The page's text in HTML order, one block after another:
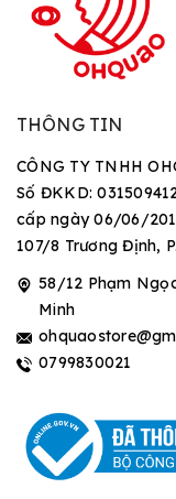
THÔNG TIN
CÔNG TY TNHH
Số ĐKKD:
cấp ngày 06/06/
107/8 Trương Định,
58/12 Phạm
Minh
0799830021